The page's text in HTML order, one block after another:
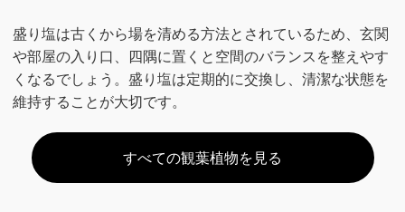
盛り塩は古くから場を清める方法とされているため、玄関
や部屋の入り口、四隅に置くと空間のバランスを整えやす
くなるでしょう。盛り塩は定期的に交換し、清潔な状態を
維持することが大切です。
すべての観葉植物を見る